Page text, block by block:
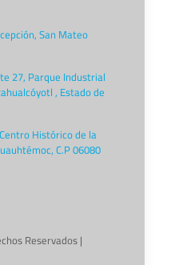
San Mateo
27, Parque Industrial
, Estado de
Histórico de la
C.P 06080
Reservados |